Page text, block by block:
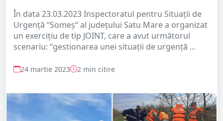
În data 23.03.2023 Inspectoratul pentru Situații de
Urgență “Someș“ al județului Satu Mare a organizat
un exercițiu de tip JOINT, care a avut următorul
scenariu: “gestionarea unei situații de urgență ...
24 martie 2023 2 min citire